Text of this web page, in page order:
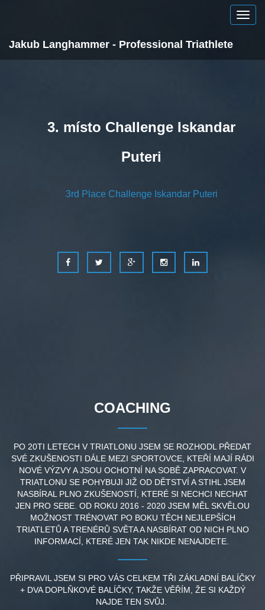
Jakub Langhammer - Professional Triathlete
3. místo Challenge Iskandar
Puteri
3rd Place Challenge Iskandar Puteri
COACHING
PO 20TI LETECH V TRIATLONU JSEM SE ROZHODL PŘEDAT
SVÉ ZKUŠENOSTI DÁLE MEZI SPORTOVCE, KTEŘÍ MAJÍ RÁDI
NOVÉ VÝZVY A JSOU OCHOTNÍ NA SOBĚ ZAPRACOVAT. V
TRIATLONU SE POHYBUJI JIŽ OD DĚTSTVÍ A STIHL JSEM
NASBÍRAL PLNO ZKUŠENOSTÍ, KTERÉ SI NECHCI NECHAT
JEN PRO SEBE. OD ROKU 2016 - 2020 JSEM MĚL SKVĚLOU
MOŽNOST TRÉNOVAT PO BOKU TĚCH NEJLEPŠÍCH
TRIATLETŮ A TRENÉRŮ SVĚTA A NASBÍRAT OD NICH PLNO
INFORMACÍ, KTERÉ JEN TAK NIKDE NENAJDETE.
PŘIPRAVIL JSEM SI PRO VÁS CELKEM TŘI ZÁKLADNÍ BALÍČKY
+ DVA DOPLŇKOVÉ BALÍČKY, TAKŽE VĚŘÍM, ŽE SI KAŽDÝ
NAJDE TEN SVŮJ.